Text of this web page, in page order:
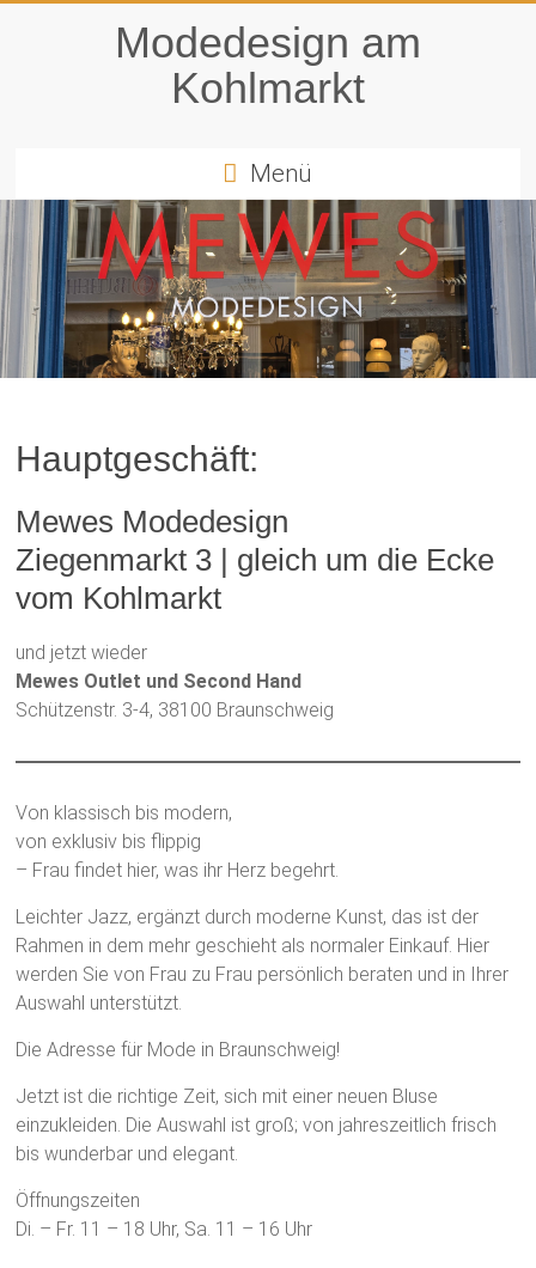
Modedesign am
Kohlmarkt
Menü
Hauptgeschäft:
Mewes Modedesign
Ziegenmarkt 3 | gleich um die Ecke
vom Kohlmarkt
und jetzt wieder
Mewes Outlet und Second Hand
Schützenstr. 3-4, 38100 Braunschweig
Von klassisch bis modern,
von exklusiv bis flippig
– Frau findet hier, was ihr Herz begehrt.
Leichter Jazz, ergänzt durch moderne Kunst, das ist der
Rahmen in dem mehr geschieht als normaler Einkauf. Hier
werden Sie von Frau zu Frau persönlich beraten und in Ihrer
Auswahl unterstützt.
Die Adresse für Mode in Braunschweig!
Jetzt ist die richtige Zeit, sich mit einer neuen Bluse
einzukleiden. Die Auswahl ist groß; von jahreszeitlich frisch
bis wunderbar und elegant.
Öffnungszeiten
Di. – Fr. 11 – 18 Uhr, Sa. 11 – 16 Uhr